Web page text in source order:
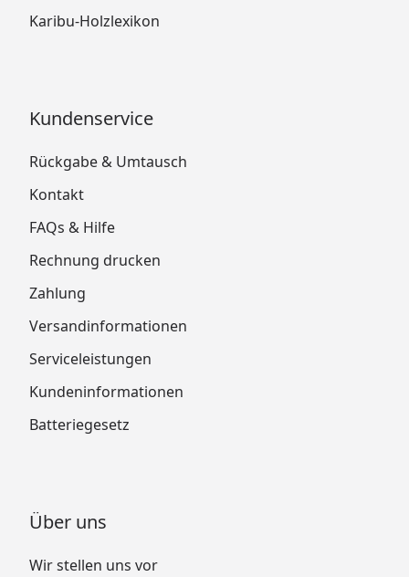
Karibu-Holzlexikon
Kundenservice
Rückgabe & Umtausch
Kontakt
FAQs & Hilfe
Rechnung drucken
Zahlung
Versandinformationen
Serviceleistungen
Kundeninformationen
Batteriegesetz
Über uns
Wir stellen uns vor